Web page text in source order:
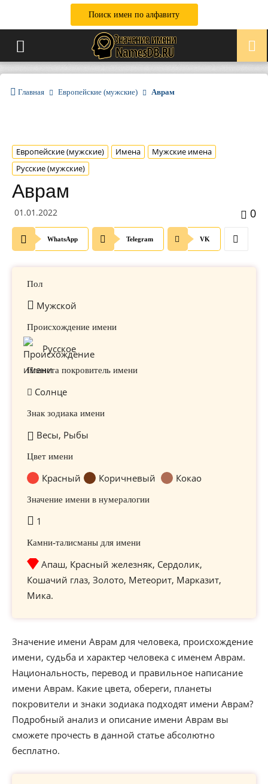
Поиск имен по алфавиту
Главная Европейские (мужские) Аврам
Европейские (мужские) Имена
Мужские имена
Русские (мужские)
Аврам
01.01.2022 0
WhatsApp Telegram VK
Пол
Мужской
Происхождение имени
Русское
Планета покровитель имени
Солнце
Знак зодиака имени
Весы, Рыбы
Цвет имени
Красный Коричневый Кокао
Значение имени в нумералогии
1
Камни-талисманы для имени
Апаш, Красный железняк, Сердолик,
Кошачий глаз, Золото, Метеорит, Марказит,
Мика.
Значение имени Аврам для человека, происхождение
имени, судьба и характер человека с именем Аврам.
Национальность, перевод и правильное написание
имени Аврам. Какие цвета, обереги, планеты
покровители и знаки зодиака подходят имени Аврам?
Подробный анализ и описание имени Аврам вы
сможете прочесть в данной статье абсолютно
бесплатно.